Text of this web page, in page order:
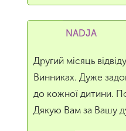
NADJA
Другий місяць
Винниках. Дуже
до кожної дитини.
Дякую Вам за Вашу